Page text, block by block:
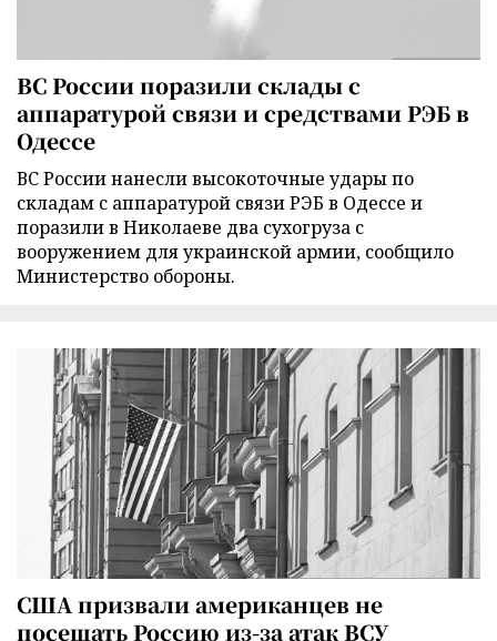
ВС России поразили склады с
аппаратурой связи и средствами РЭБ в
Одессе
ВС России нанесли высокоточные удары по
складам с аппаратурой связи РЭБ в Одессе и
поразили в Николаеве два сухогруза с
вооружением для украинской армии, сообщило
Министерство обороны.
США призвали американцев не
посещать Россию из-за атак ВСУ